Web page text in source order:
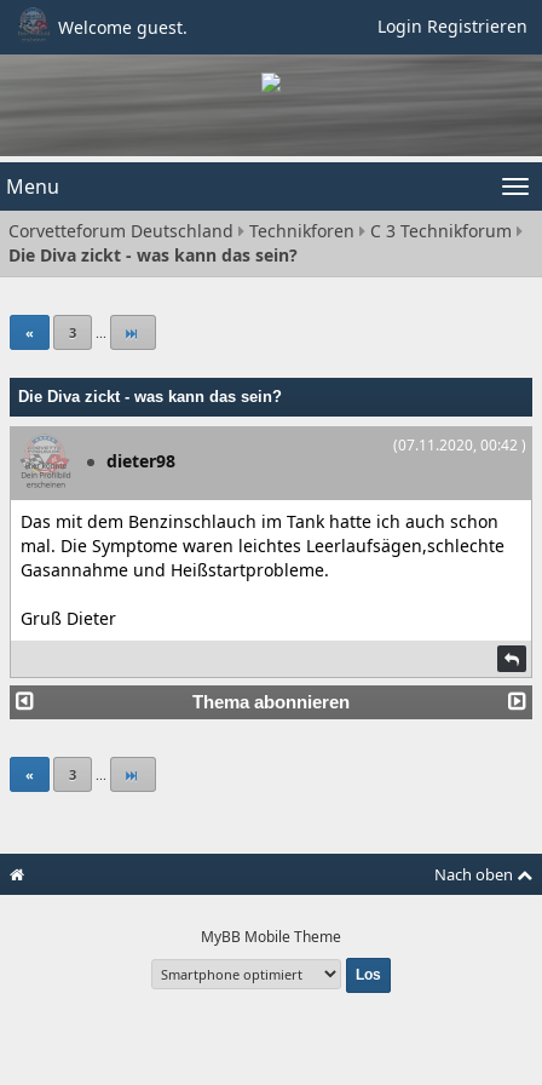
Welcome guest. Login Registrieren
Menu
Corvetteforum Deutschland Technikforen
C 3 Technikforum
Die Diva zickt - was kann das sein?
« 3 ...
Die Diva zickt - was kann das sein?
(07.11.2020, 00:42 )
dieter98
Das mit dem Benzinschlauch im Tank hatte ich auch schon
mal. Die Symptome waren leichtes Leerlaufsägen,schlechte
Gasannahme und Heißstartprobleme.
Gruß Dieter
Thema abonnieren
« 3 ...
Nach oben
MyBB Mobile Theme